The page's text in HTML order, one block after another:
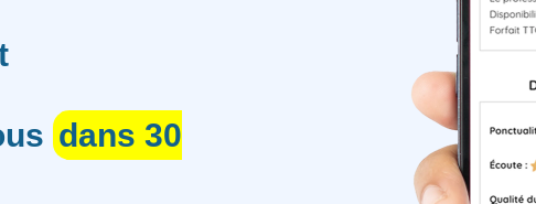
dans 30